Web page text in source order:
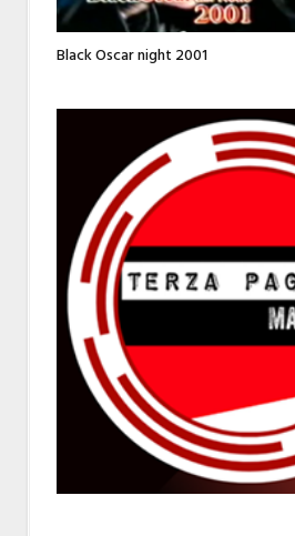
Black Oscar night 2001